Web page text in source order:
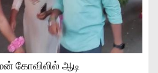
கோவிலில் ஆடி